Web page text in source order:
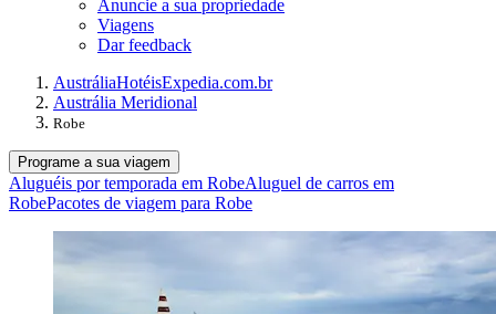
Anuncie a sua propriedade
Viagens
Dar feedback
AustráliaHotéisExpedia.com.br
Austrália Meridional
Robe
Programe a sua viagem
Aluguéis por temporada em RobeAluguel de carros em
RobePacotes de viagem para Robe